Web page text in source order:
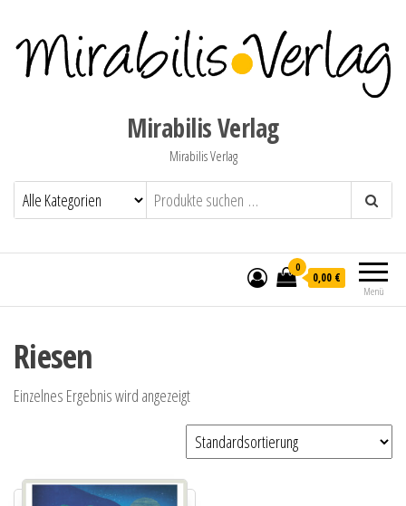
Mirabilis Verlag
Mirabilis Verlag
Menü
0
0,00 €
Riesen
Einzelnes Ergebnis wird angezeigt